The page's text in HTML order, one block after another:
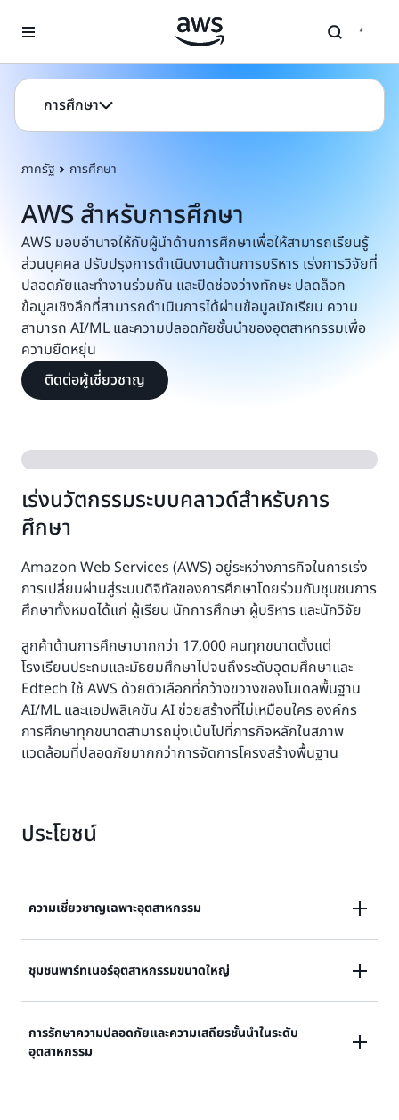
การศึกษา
ภาครัฐ การศึกษา
AWS สำหรับการศึกษา
AWS มอบอำนาจให้กับผู้นำด้านการศึกษาเพื่อให้สามารถเรียนรู้
ส่วนบุคคล ปรับปรุงการดำเนินงานด้านการบริหาร เร่งการวิจัยที่
ปลอดภัยและทำงานร่วมกัน และปิดช่องว่างทักษะ ปลดล็อก
ข้อมูลเชิงลึกที่สามารถดำเนินการได้ผ่านข้อมูลนักเรียน ความ
สามารถ AI/ML และความปลอดภัยชั้นนำของอุตสาหกรรมเพื่อ
ความยืดหยุ่น
ติดต่อผู้เชี่ยวชาญ
เร่งนวัตกรรมระบบคลาวด์สำหรับการ
ศึกษา
Amazon Web Services (AWS) อยู่ระหว่างภารกิจในการเร่ง
การเปลี่ยนผ่านสู่ระบบดิจิทัลของการศึกษาโดยร่วมกับชุมชนการ
ศึกษาทั้งหมดได้แก่ ผู้เรียน นักการศึกษา ผู้บริหาร และนักวิจัย
ลูกค้าด้านการศึกษามากกว่า 17,000 คนทุกขนาดตั้งแต่
โรงเรียนประถมและมัธยมศึกษาไปจนถึงระดับอุดมศึกษาและ
Edtech ใช้ AWS ด้วยตัวเลือกที่กว้างขวางของโมเดลพื้นฐาน
AI/ML และแอปพลิเคชัน AI ช่วยสร้างที่ไม่เหมือนใคร องค์กร
การศึกษาทุกขนาดสามารถมุ่งเน้นไปที่ภารกิจหลักในสภาพ
แวดล้อมที่ปลอดภัยมากกว่าการจัดการโครงสร้างพื้นฐาน
ประโยชน์
ความเชี่ยวชาญเฉพาะอุตสาหกรรม
ผู้นำด้านการศึกษาพึ่งพาความเชี่ยวชาญในอุตสาหกรรมที่
EdTech และสถาบันวิจัยสามารถปรับปรุงประสบการณ์ของ
นักศึกษาและวิทยาเขตและเร่งการวิจัย
ชุมชนพาร์ทเนอร์อุตสาหกรรมขนาดใหญ่
ด้วยชุมชนที่ใหญ่ที่สุดของพาร์ทเนอร์ที่เน้นอุตสาหกรรม
AWS ช่วยให้ลูกค้าด้านการศึกษาสามารถใช้ประโยชน์จาก
การรักษาความปลอดภัยและความเสถียรชั้นนำในระดับ
อุตสาหกรรม